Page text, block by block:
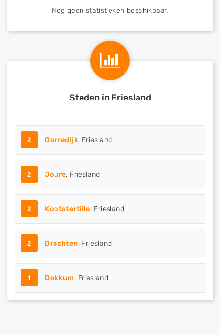
Nog geen statistieken beschikbaar.
Steden in Friesland
2 Gorredijk, Friesland
2 Joure, Friesland
2 Kootstertille, Friesland
2 Drachten, Friesland
1 Dokkum, Friesland